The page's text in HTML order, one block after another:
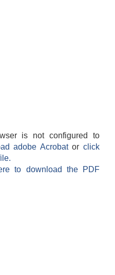
is not configured to
adobe Acrobatorclick
to download the PDF